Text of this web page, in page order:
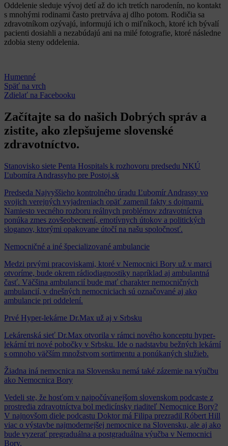
Oddelenie sleduje vývoj detí až do ich tretích narodenín, no kontakt
s mnohými rodinami často pretrváva aj dlho potom. Rodičia sa
zdravotníkom ozývajú, informujú ich o miľníkoch, ktoré ich bývalí
pacienti dosiahli a nezabúdajú ani na milé fotografie, ktoré následne
zdobia steny oddelenia.
Humenné
Späť na vrch
Zdielať na Facebooku
Začítajte sa do našich Dobrých správ a
zistite, ako zlepšujeme slovenské
zdravotníctvo.
Stanovisko siete Penta Hospitals k rozhovoru predsedu NKÚ
Ľubomíra Andrassyho pre Postoj.sk
Predseda Najvyššieho kontrolného úradu Ľubomír Andrassy vo
svojich verejných vyjadreniach opäť zamenil fakty s dojmami.
Namiesto vecného rozboru reálnych problémov zdravotníctva
ponúka zmes zovšeobecnení, emotívnych útokov a politických
sloganov, ktorými opakovane útočí na našu spoločnosť.
Nemocničné a iné špecializované ambulancie
Medzi prvými pracoviskami, ktoré v Nemocnici Bory už v marci
otvoríme, bude okrem rádiodiagnostiky napríklad aj ambulantná
časť. Väčšina ambulancií bude mať charakter nemocničných
ambulancií, v dnešných nemocniciach sú označované aj ako
ambulancie pri oddelení.
Prvé Hyper-lekárne Dr.Max už aj v Srbsku
Lekárenská sieť Dr.Max otvorila v rámci nového konceptu hyper-
lekární tri nové pobočky v Srbsku. Ide o nadstavbu bežných lekární
s omnoho väčším množstvom sortimentu a ponúkaných služieb.
Žiadna iná nemocnica na Slovensku nemá také zázemie na výučbu
ako Nemocnica Bory
Vedeli ste, že hosťom v najpočúvanejšom slovenskom podcaste z
prostredia zdravotníctva bol medicínsky riaditeľ Nemocnice Bory?
V najnovšom diele podcastu Doktor má Filipa prezradil Róbert Hill
viac o výstavbe najmodernejšej nemocnice na Slovensku, ale aj ako
bude vyzerať pregraduálna a postgraduálna výučba v Nemocnici
Bory.